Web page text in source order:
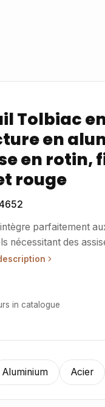
Tolbiac
en
en rotin,
rouge
parfaitement
nécessitant des
comme les
: Adapté à un
idéalement aux
et
facilite le
aussi bien aux
protégées des
harmonieuse
in catalogue
Aluminium Acier